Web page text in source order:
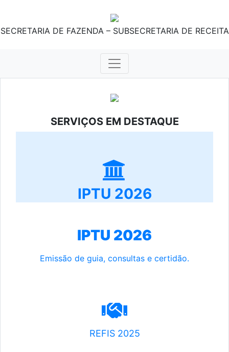
SECRETARIA DE FAZENDA – SUBSECRETARIA DE RECEITA
SERVIÇOS EM DESTAQUE
IPTU 2026
IPTU 2026
Emissão de guia, consultas e certidão.
REFIS 2025